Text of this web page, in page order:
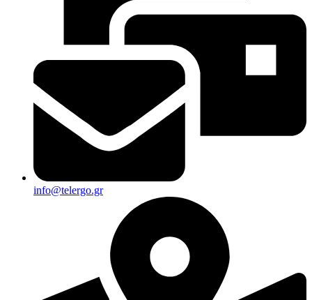
info@telergo.gr